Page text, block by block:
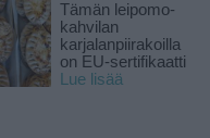
Tämän leipomo-
kahvilan
karjalanpiirakoilla
on EU-sertifikaatti
Lue lisää